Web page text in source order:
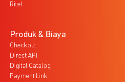
Ritel
Produk & Biaya
Checkout
Direct API
Digital Catalog
Payment Link